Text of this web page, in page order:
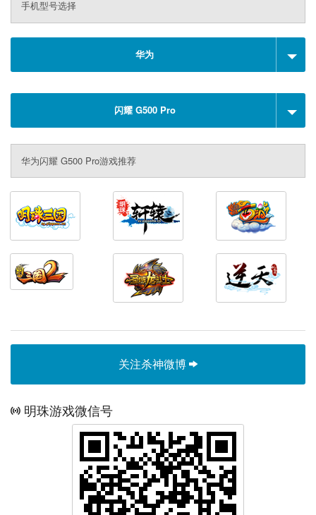
手机型号选择
华为
闪耀 G500 Pro
华为闪耀 G500 Pro游戏推荐
关注杀神微博
明珠游戏微信号